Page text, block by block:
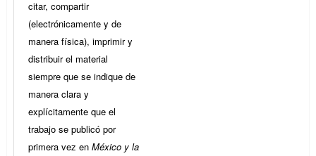
citar, compartir
(electrónicamente y de
manera física), imprimir y
distribuir el material
siempre que se indique de
manera clara y
explícitamente que el
trabajo se publicó por
primera vez en México y la